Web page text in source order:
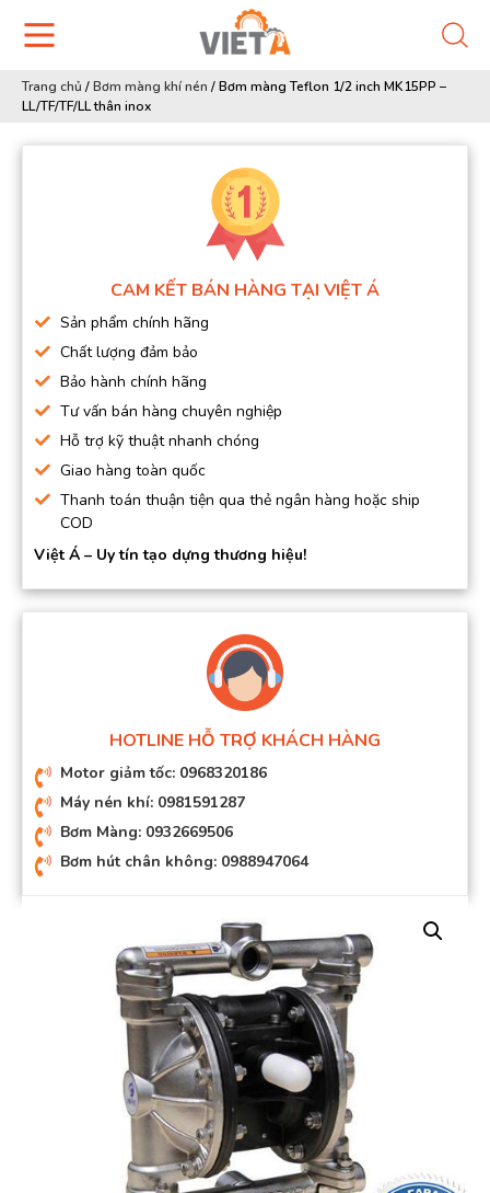
Trang chủ /Bơm màng khí nén /Bơm màng Teflon 1/2 inch MK15PP –
LL/TF/TF/LL thân inox
CAM KẾT BÁN HÀNG TẠI VIỆT Á
Sản phẩm chính hãng
Chất lượng đảm bảo
Bảo hành chính hãng
Tư vấn bán hàng chuyên nghiệp
Hỗ trợ kỹ thuật nhanh chóng
Giao hàng toàn quốc
Thanh toán thuận tiện qua thẻ ngân hàng hoặc ship
COD
Việt Á – Uy tín tạo dựng thương hiệu!
HOTLINE HỖ TRỢ KHÁCH HÀNG
Motor giảm tốc: 0968320186
Máy nén khí: 0981591287
Bơm Màng: 0932669506
Bơm hút chân không: 0988947064